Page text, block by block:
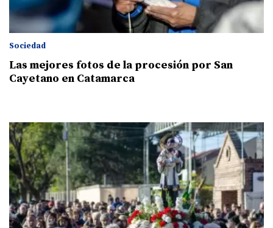
Sociedad
Las mejores fotos de la procesión por San
Cayetano en Catamarca